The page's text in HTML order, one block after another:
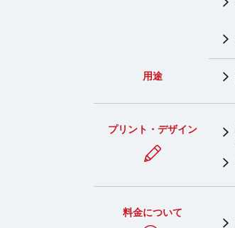
用途
プリント・デザイン
料金について